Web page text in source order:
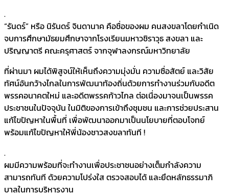
.
“รันดร์” หรือ นิรันดร์ จินดานาค คือชื่อของผม คนสงขลาโดยกำเนิด
จบการศึกษามัธยมศึกษาจากโรงเรียนมหาวชิราวุธ สงขลา และ
ปริญญาตรี คณะครุศาสตร์ จากจุฬาลงกรณ์มหาวิทยาลัย
ที่ผ่านมา ผมได้พิสูจน์ให้เห็นถึงความมุ่งมั่น ความซื่อสัตย์ และวิสัย
ทัศน์อันกว้างไกลในการพัฒนาท้องถิ่นด้วยการทำงานร่วมกับอดีต
พรรคอนาคตใหม่ และอดีตพรรคก้าวไกล ต่อเนื่องมาจนเป็นพรรค
ประชาชนในปัจจุบัน ในมิติของการเข้าถึงชุมชน และการช่วยประสาน
แก้ไขปัญหาในพื้นที่ เพื่อพัฒนาออกมาเป็นนโยบายที่ตอบโจทย์
พร้อมแก้ไขปัญหาให้พี่น้องชาวสงขลาทันที !
.
ผมมีความพร้อมที่จะทำงานเพื่อประชาชนอย่างเต็มกำลังความ
สามารถทันที ด้วยความโปร่งใส ตรวจสอบได้ และยึดหลักธรรมาภิ
บาลในการบริหารงาน